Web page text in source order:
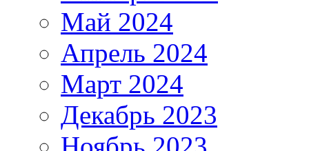
Май 2024
Апрель 2024
Март 2024
Декабрь 2023